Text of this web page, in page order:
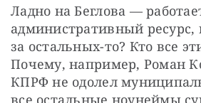
Ладно на Беглова —
административный ресурс,
за остальных-то? Кто все
Почему, например, Роман
КПРФ не одолел
все остальные ноунеймы